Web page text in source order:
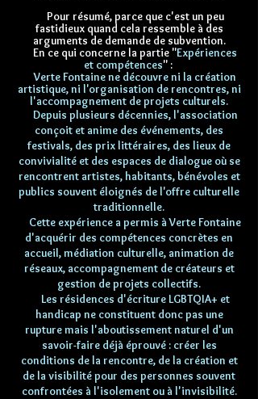
Pour résumé, parce que c'est un peu
fastidieux quand cela ressemble à des
arguments de demande de subvention.
En ce qui concerne la partie "Expériences
et compétences" :
Verte Fontaine ne découvre ni la création
artistique, ni l'organisation de rencontres, ni
l'accompagnement de projets culturels.
Depuis plusieurs décennies, l'association
conçoit et anime des événements, des
festivals, des prix littéraires, des lieux de
convivialité et des espaces de dialogue où se
rencontrent artistes, habitants, bénévoles et
publics souvent éloignés de l'offre culturelle
traditionnelle.
Cette expérience a permis à Verte Fontaine
d'acquérir des compétences concrètes en
accueil, médiation culturelle, animation de
réseaux, accompagnement de créateurs et
gestion de projets collectifs.
Les résidences d'écriture LGBTQIA+ et
handicap ne constituent donc pas une
rupture mais l'aboutissement naturel d'un
savoir-faire déjà éprouvé : créer les
conditions de la rencontre, de la création et
de la visibilité pour des personnes souvent
confrontées à l'isolement ou à l'invisibilité.